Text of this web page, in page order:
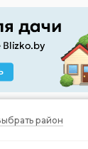
район